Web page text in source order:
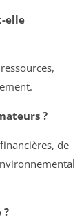
elle
?
de
?